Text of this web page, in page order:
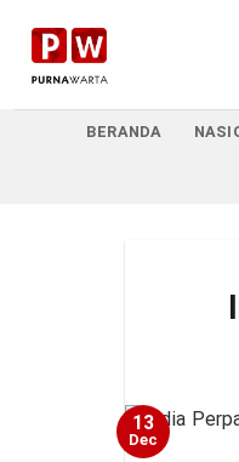
BERANDA
13
Dec